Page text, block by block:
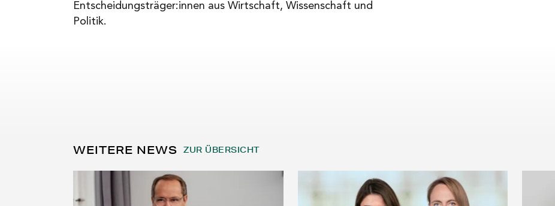
Entscheidungsträger:innen aus Wirtschaft, Wissenschaft und
Politik.
WEITERE NEWS ZUR ÜBERSICHT